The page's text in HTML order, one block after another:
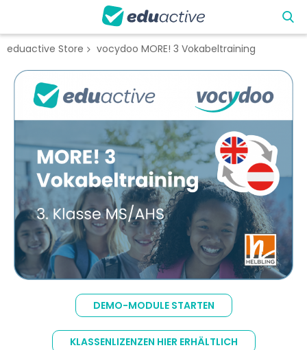
eduactive Store vocydoo MORE! 3 Vokabeltraining
Zum
Ende
Bildgalerie
springen
DEMO-MODULE STARTEN
KLASSENLIZENZEN HIER ERHÄLTLICH